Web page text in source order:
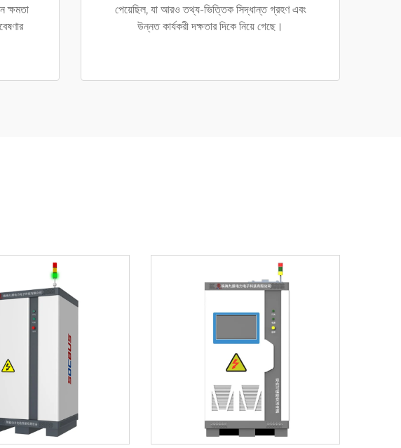
ক্ষমতা
পেয়েছিল, যা আরও তথ্য-ভিত্তিক সিদ্ধান্ত গ্রহণ এবং
উন্নত কার্যকরী দক্ষতার দিকে নিয়ে গেছে।